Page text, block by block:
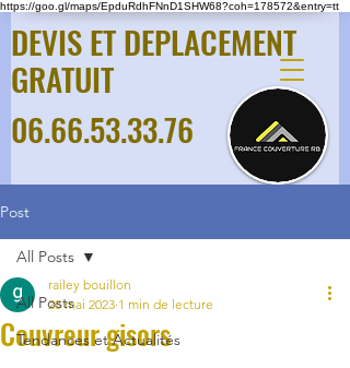
https://goo.gl/maps/EpduRdhFNnD1SHW68?coh=178572&entry=tt
DEVIS ET DEPLACEMENT
GRATUIT
06.66.53.33.76
Post
All Posts
Tendances et Actualités
All Posts
Couvreur gisors
railey bouillon
28 mai 2023 1 min de lecture